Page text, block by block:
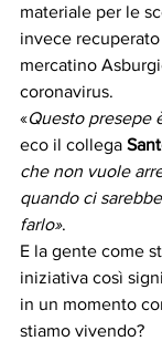
materiale per le
invece
mercatino
coronavirus.
«Questo presepe
eco il collega
che non vuole
quando ci
farlo».
E la gente come
iniziativa così
in un momento
stiamo vivendo?